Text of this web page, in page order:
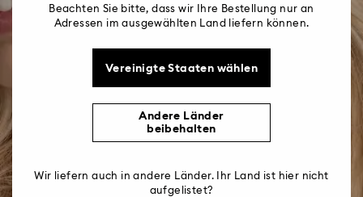
Beachten Sie bitte, dass wir Ihre Bestellung nur an
Adressen im ausgewählten Land liefern können.
Vereinigte Staaten wählen
Andere Länder
beibehalten
Wir liefern auch in andere Länder. Ihr Land ist hier nicht
aufgelistet?